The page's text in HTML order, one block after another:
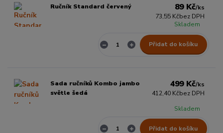
Ručník Standard červený 89 Kč/ks
73,55 Kčbez DPH
Skladem
Přidat do košíku
Sada ručníků Kombo jambo
světle šedá
499 Kč/ks
412,40 Kčbez DPH
Skladem
Přidat do košíku